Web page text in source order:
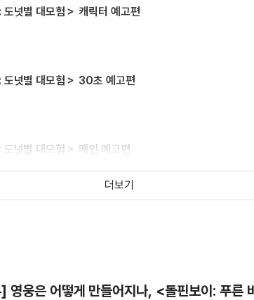
넛별 대모험＞ 캐릭터 예고편
도넛별 대모험＞ 30초 예고편
도넛별 대모험＞ 메인 예고편
과 안테나 대소동＞ 메인 예고편
더보기
영웅은 어떻게 만들어지나, <돌핀보이: 푸른